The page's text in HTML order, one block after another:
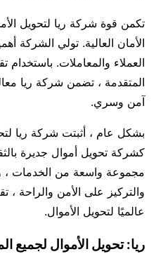
تكمن قوة شركة ريا لتحويل
الأمان العالية. تولي الشركة
العملاء والمعاملات. باستخدام
المتقدمة ، تضمن شركة ريا
آمن وسري.
بشكل عام ، أثبتت شركة ريا
كشركة تحويل أموال جديرة
مجموعة واسعة من الخدمات
والتركيز على الأمن والراحة ،
عالميًا لتحويل الأموال.
ريا: تحويل الأموال لجميع